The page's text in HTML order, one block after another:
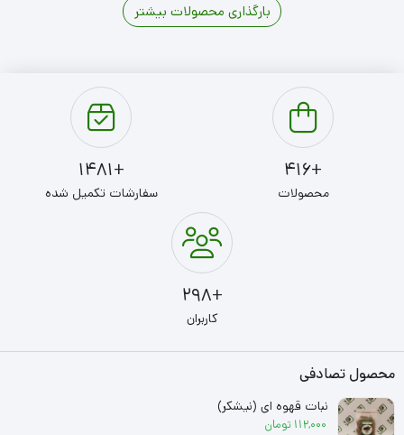
1
2
3
بارگذاری محصولات بیشتر
+416
محصولات
+1481
سفارشات تکمیل شده
+298
کاربران
محصول تصادفی
نبات قهوه ای (نیشکر)
112,000 تومان